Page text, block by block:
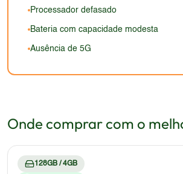
Processador defasado
Bateria com capacidade modesta
Ausência de 5G
Onde comprar com o
128GB / 4GB